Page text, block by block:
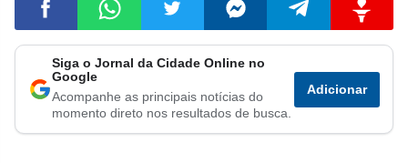
Compartilhar
no
Compartilhar
no
Compartilhar
no
Compartilhar
no
Compartilhar
no
no
Siga o Jornal da Cidade Online no
Google
Acompanhe as principais notícias do
momento direto nos resultados de busca.
Adicionar